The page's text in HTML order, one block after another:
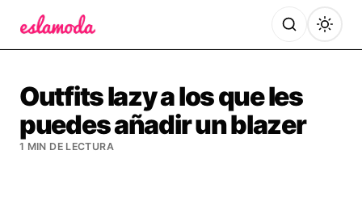
Outfits lazy a los que les
puedes añadir un blazer
1 MIN DE LECTURA